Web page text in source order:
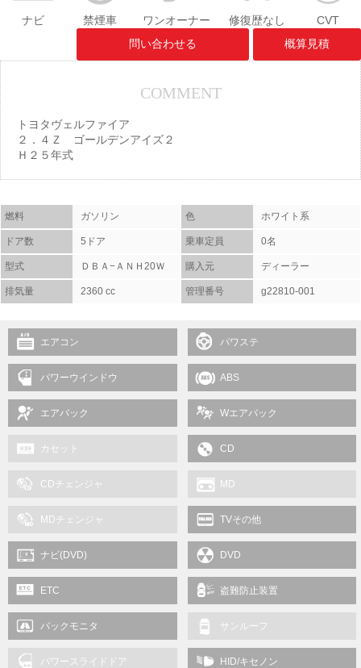
ナビ 禁煙車 ワンオーナー 修復歴なし
CVT
問い合わせる
概算見積
COMMENT
トヨタヴェルファイア
２．４Ｚ ゴールデンアイズ２
Ｈ２５年式
燃料 ガソリン 色 ホワイト系
ドア数 5ドア 乗車定員 0名
型式 ＤＢＡ−ＡＮＨ20Ｗ 購入元 ディーラー
排気量 2360 cc 管理番号 g22810-001
エアコン パワステ
パワーウインドウ ABS
エアバック Wエアバック
カセット CD
CDチェンジャ MD
MDチェンジャ TVその他
ナビ(DVD) DVD
ETC 盗難防止装置
バックモニタ サンルーフ
パワースライドドア HID/キセノン